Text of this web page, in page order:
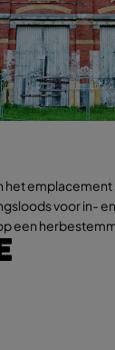
het emplacement
voor in-
een